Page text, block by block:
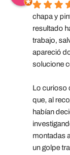
chapa y
resultado
trabajo,
apareció
solucione
Lo curioso
que, al
habían
montadas
un golpe